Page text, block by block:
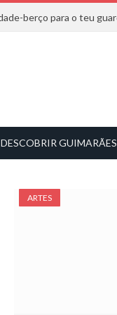
DESCOBRIR GUIMARÃES
ARTES